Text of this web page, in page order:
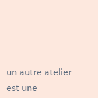
un autre atelier
est une